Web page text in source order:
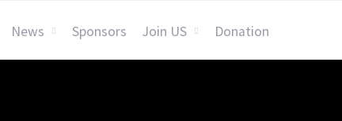
News Sponsors Join US Donation